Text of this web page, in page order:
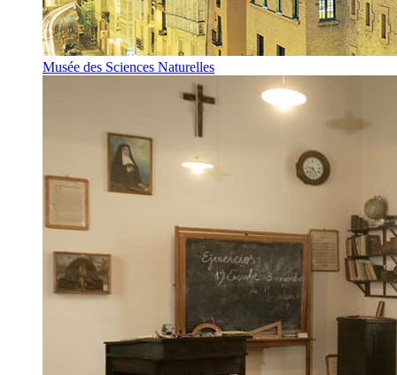
Musée des Sciences Naturelles